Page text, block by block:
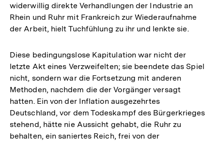
widerwillig direkte Verhandlungen der Industrie an
Rhein und Ruhr mit Frankreich zur Wiederaufnahme
der Arbeit, hielt Tuchfühlung zu ihr und lenkte sie.
Diese bedingungslose Kapitulation war nicht der
letzte Akt eines Verzweifelten; sie beendete das Spiel
nicht, sondern war die Fortsetzung mit anderen
Methoden, nachdem die der Vorgänger versagt
hatten. Ein von der Inflation ausgezehrtes
Deutschland, vor dem Todeskampf des Bürgerkrieges
stehend, hätte nie Aussicht gehabt, die Ruhr zu
behalten, ein saniertes Reich, frei von der